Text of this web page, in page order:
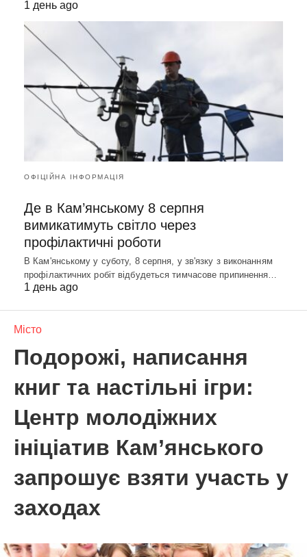
1 день ago
ОФІЦІЙНА ІНФОРМАЦІЯ
Де в Кам’янському 8 серпня
вимикатимуть світло через
профілактичні роботи
В Кам'янському у суботу, 8 серпня, у зв'язку з виконанням
профілактичних робіт відбудеться тимчасове припинення…
1 день ago